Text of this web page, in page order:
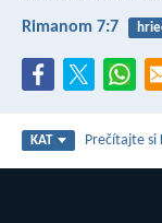
Rimanom 7:7
KAT Prečítajte si